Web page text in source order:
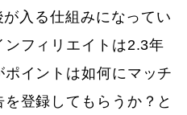
入る仕組みになってい
フィリエイトは2.3年
イントは如何にマッチ
登録してもらうか？と